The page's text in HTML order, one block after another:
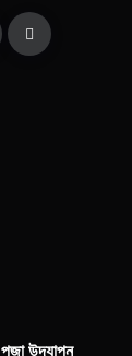
পূজা উদযাপন